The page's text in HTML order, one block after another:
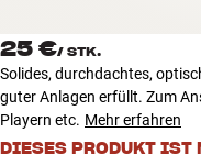
Anmelden
Kundendienst
Bauen mit Klang
25 €/ STK.
Solides, durchdachtes,
guter Anlagen erfüllt. Zum
Playern etc. Mehr erfahren
DIESES PRODUKT IST